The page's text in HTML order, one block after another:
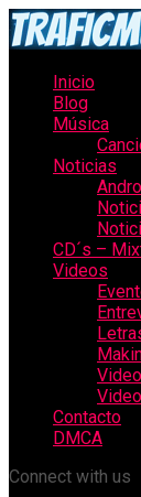
Inicio
Blog
Música
Noticias
CD´s –
Videos
Contacto
DMCA
Connect with us